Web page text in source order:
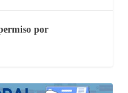
por